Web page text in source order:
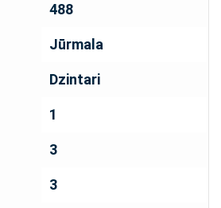
488
Jūrmala
Dzintari
1
3
3